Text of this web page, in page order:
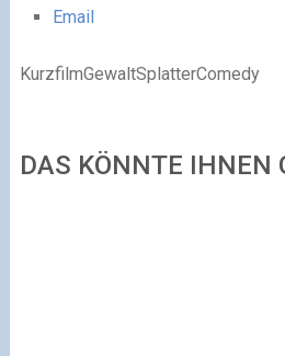
Email
KurzfilmGewaltSplatterComedy
DAS KÖNNTE IHNEN